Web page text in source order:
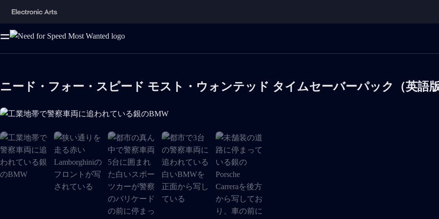
ニード・フォー・スピード モスト・ウォンテッド タイムセーバーパック（英語
工業地帯で警察車両に追われている銀のBMW がメディアギャラリーの現在のアイテムになりました